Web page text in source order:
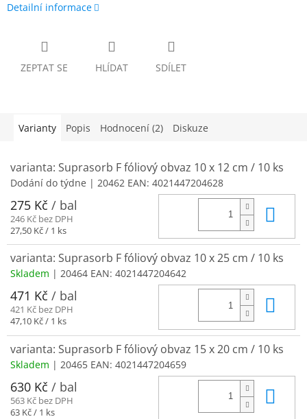
Detailní informace
ZEPTAT SE HLÍDAT SDÍLET
Varianty Popis Hodnocení (2) Diskuze
varianta: Suprasorb F fóliový obvaz 10 x 12 cm / 10 ks
Dodání do týdne | 20462 EAN: 4021447204628
275 Kč / bal
246 Kč bez DPH
Měrná
cena:
27,50 Kč / 1 ks
varianta: Suprasorb F fóliový obvaz 10 x 25 cm / 10 ks
Skladem | 20464 EAN: 4021447204642
471 Kč / bal
421 Kč bez DPH
Měrná
47,10 Kč / 1 ks
varianta: Suprasorb F fóliový obvaz 15 x 20 cm / 10 ks
Skladem | 20465 EAN: 4021447204659
630 Kč / bal
563 Kč bez DPH
Měrná
63 Kč / 1 ks